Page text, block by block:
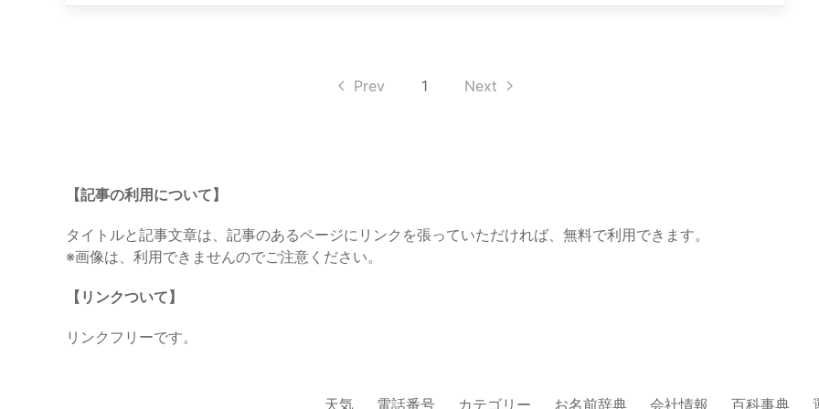
Prev 1 Next
【記事の利用について】
タイトルと記事文章は、記事のあるページにリンクを張っていただければ、無料で利用できます。
※画像は、利用できませんのでご注意ください。
【リンクついて】
リンクフリーです。
天気 電話番号 カテゴリー お名前辞典 会社情報 百科事典